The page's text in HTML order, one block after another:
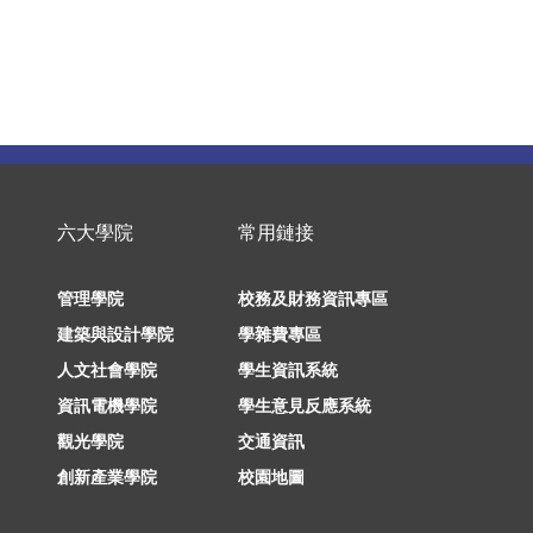
六大學院
管理學院
建築與設計學院
人文社會學院
資訊電機學院
觀光學院
創新產業學院
常用鏈接
校務及財務資訊專區
學雜費專區
學生資訊系統
學生意見反應系統
交通資訊
校園地圖